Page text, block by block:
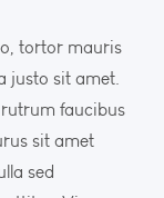
tortor mauris
justo sit amet.
faucibus
sit amet
sed